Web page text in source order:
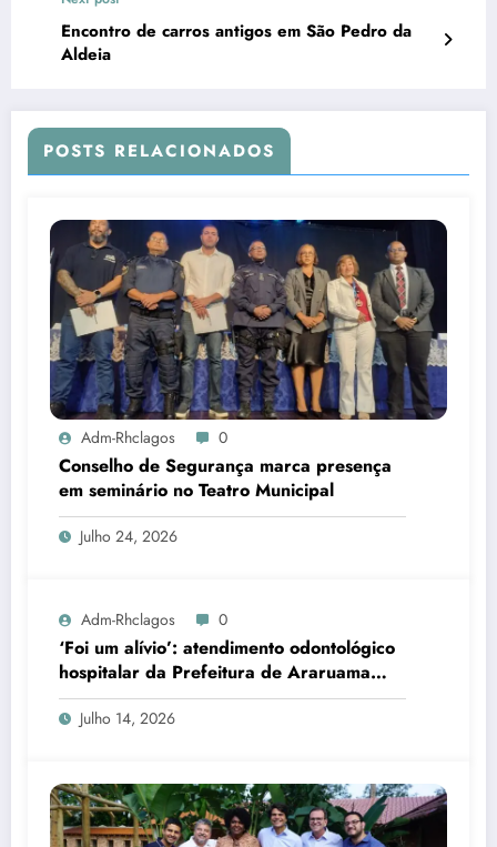
Encontro de carros antigos em São Pedro da
Aldeia
POSTS RELACIONADOS
Adm-Rhclagos 0
Conselho de Segurança marca presença
em seminário no Teatro Municipal
Julho 24, 2026
Adm-Rhclagos 0
‘Foi um alívio’: atendimento odontológico
hospitalar da Prefeitura de Araruama
transforma rotina de famílias atípicas
Julho 14, 2026